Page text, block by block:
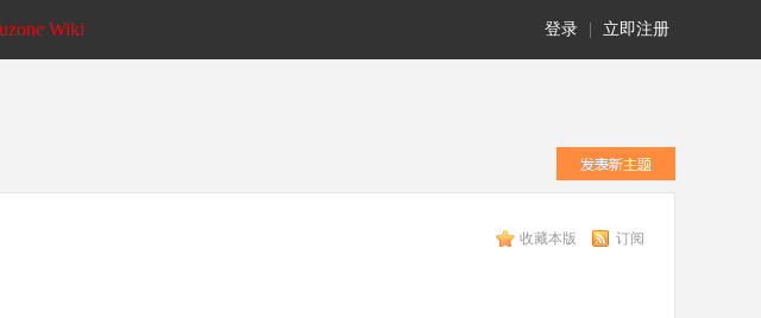
登录 立即注册
Wiki
收藏本版 订阅